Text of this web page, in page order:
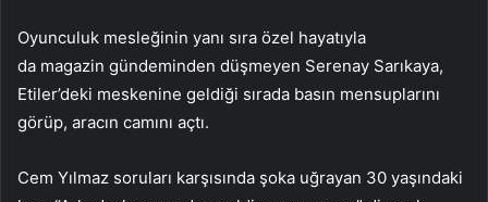
Oyunculuk mesleğinin yanı sıra özel hayatıyla
da magazin gündeminden düşmeyen Serenay Sarıkaya,
Etiler’deki meskenine geldiği sırada basın mensuplarını
görüp, aracın camını açtı.
Cem Yılmaz soruları karşısında şoka uğrayan 30 yaşındaki